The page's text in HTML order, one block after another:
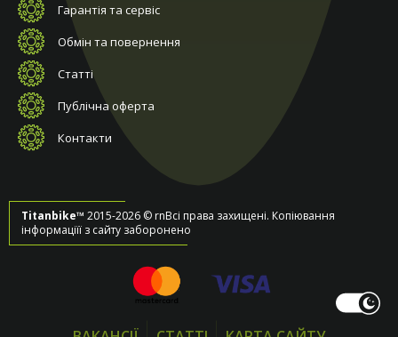
Гарантія та сервіс
Обмін та повернення
Статті
Публічна оферта
Контакти
Titanbike™ 2015-2026 © rnВсі права захищені. Копіювання
інформаціїї з сайту заборонено